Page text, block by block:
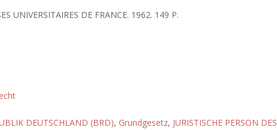
UNIVERSITAIRES DE FRANCE. 1962. 149 P.
DEUTSCHLAND (BRD), Grundgesetz, JURISTISCHE PERSON DES